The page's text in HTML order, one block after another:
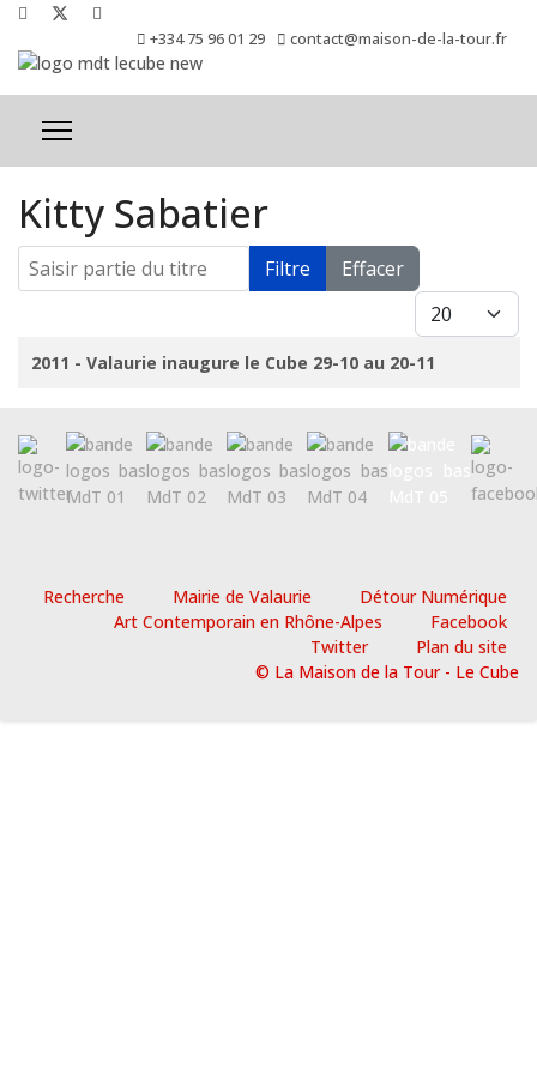
+334 75 96 01 29 contact@maison-de-la-tour.fr
Kitty Sabatier
Saisir partie du titre Filtre Effacer
Afficher #
Titre
2011 - Valaurie inaugure le Cube 29-10 au 20-11
Recherche Mairie de Valaurie
Détour Numérique
Art Contemporain en Rhône-Alpes
Facebook
Twitter
Plan du site
© La Maison de la Tour - Le Cube